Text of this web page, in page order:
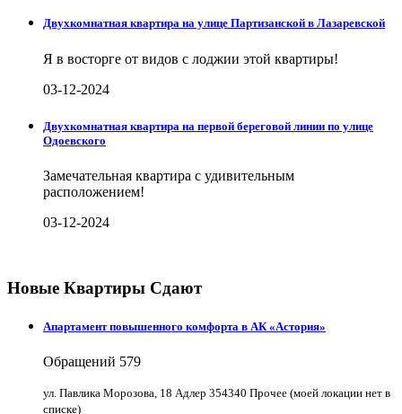
Двухкомнатная квартира на улице Партизанской в Лазаревской
Я в восторге от видов с лоджии этой квартиры!
03-12-2024
Двухкомнатная квартира на первой береговой линии по улице
Одоевского
Замечательная квартира с удивительным
расположением!
03-12-2024
Новые Квартиры Сдают
Апартамент повышенного комфорта в АК «Астория»
Обращений 579
ул. Павлика Морозова, 18 Адлер 354340 Прочее (моей локации нет в
списке)